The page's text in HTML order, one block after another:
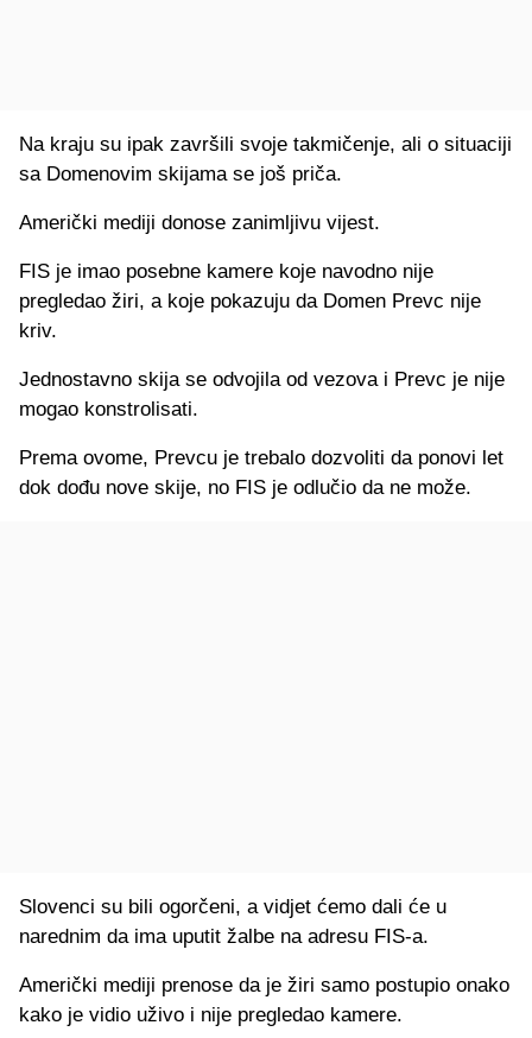
Na kraju su ipak završili svoje takmičenje, ali o situaciji
sa Domenovim skijama se još priča.
Američki mediji donose zanimljivu vijest.
FIS je imao posebne kamere koje navodno nije
pregledao žiri, a koje pokazuju da Domen Prevc nije
kriv.
Jednostavno skija se odvojila od vezova i Prevc je nije
mogao konstrolisati.
Prema ovome, Prevcu je trebalo dozvoliti da ponovi let
dok dođu nove skije, no FIS je odlučio da ne može.
Slovenci su bili ogorčeni, a vidjet ćemo dali će u
narednim da ima uputit žalbe na adresu FIS-a.
Američki mediji prenose da je žiri samo postupio onako
kako je vidio uživo i nije pregledao kamere.